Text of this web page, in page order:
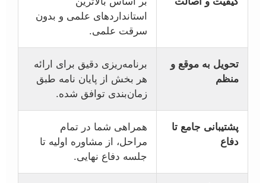
استانداردهای علمی و بدون
سرقت علمی.
تحویل به موقع و
منظم
برنامه‌ریزی دقیق برای ارائه
هر بخش از پایان نامه طبق
زمان‌بندی توافق شده.
پشتیبانی جامع تا
دفاع
همراهی شما در تمام
مراحل، از مشاوره اولیه تا
جلسه دفاع نهایی.